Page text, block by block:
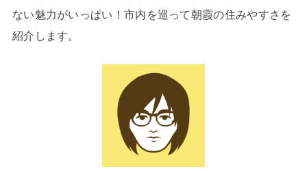
ない魅力がいっぱい！市内を巡って朝霞の住みやすさを
紹介します。